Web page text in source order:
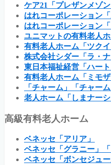
ケア21「プレザンメゾ
はれコーポレーション「
はれコーポレーション
ユニマットの有料老人ホ
有料老人ホーム「ツクイ
株式会社シダー「ラ・ナ
東日本福祉経営「ハー
有料老人ホーム「ミモザ
「チャーム」「チャー
老人ホーム「しまナーシ
高級有料老人ホーム
ベネッセ「アリア」
ベネッセ「グラニー」「
ベネッセ「ボンセジュー